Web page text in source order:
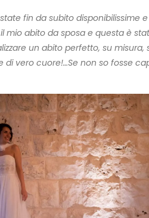
fin da subito disponibilissime
mio abito da sposa e questa è
un abito perfetto, su misura,
di vero cuore!…Se non so fosse